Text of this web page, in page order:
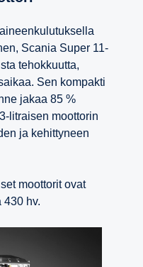
Scania Super 11-
tehokkuutta,
Sen kompakti
jakaa 85 %
litraisen moottorin
ja kehittyneen
moottorit ovat
430 hv.